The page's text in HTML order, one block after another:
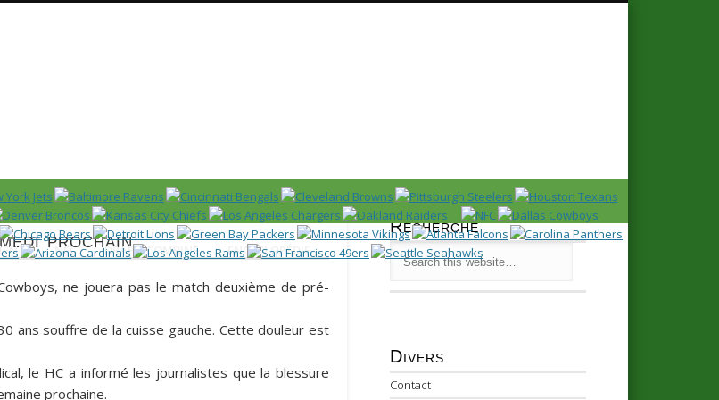
NFL DRAFT/COMBINE ENCYCLOPÉDIE
prochain
ne jouera pas le match deuxième de pré-
ans souffre de la cuisse gauche. Cette douleur est
le HC a informé les journalistes que la blessure
prochaine.
Recherche
Divers
Contact